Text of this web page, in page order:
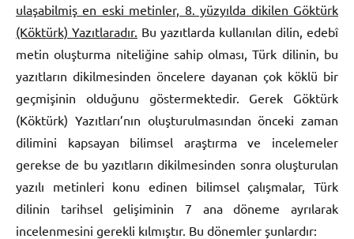
ulaşabilmiş en eski metinler, 8. yüzyılda dikilen Göktürk
(Köktürk) Yazıtlaradır. Bu yazıtlarda kullanılan dilin, edebî
metin oluşturma niteliğine sahip olması, Türk dilinin, bu
yazıtların dikilmesinden öncelere dayanan çok köklü bir
geçmişinin olduğunu göstermektedir. Gerek Göktürk
(Köktürk) Yazıtları’nın oluşturulmasından önceki zaman
dilimini kapsayan bilimsel araştırma ve incelemeler
gerekse de bu yazıtların dikilmesinden sonra oluşturulan
yazılı metinleri konu edinen bilimsel çalışmalar, Türk
dilinin tarihsel gelişiminin 7 ana döneme ayrılarak
incelenmesini gerekli kılmıştır. Bu dönemler şunlardır: